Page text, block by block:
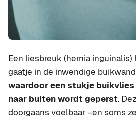
Een liesbreuk (hernia
gaatje in de inwendige
waardoor een stukje
naar buiten wordt geperst.
doorgaans voelbaar –en soms